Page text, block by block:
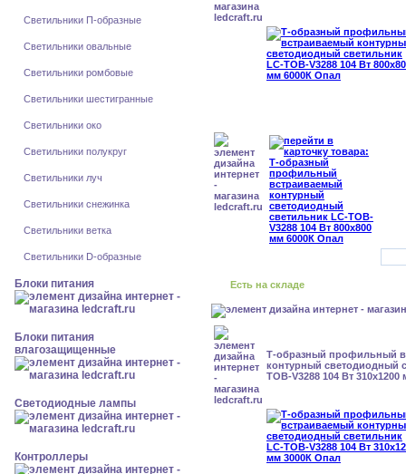
Светильники П-образные
Светильники овальные
Светильники ромбовые
Светильники шестигранные
Светильники око
Светильники полукруг
Светильники луч
Светильники снежинка
Светильники ветка
Светильники D-образные
Блоки питания
Блоки питания
влагозащищенные
Светодиодные лампы
Контроллеры
Есть на складе
Т-образный профильный
контурный светодиодный
TOB-V3288 104 Вт